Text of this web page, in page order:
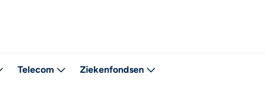
Telecom Ziekenfondsen